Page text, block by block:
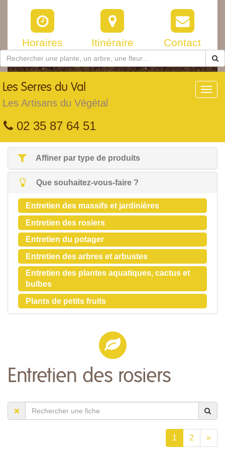
Horaires Itinéraire Contact
Les Serres du Val
Les Artisans du Végétal
02 35 87 64 51
Affiner par type de produits
Que souhaitez-vous-faire ?
Entretien des massifs et jardinières
Entretien des rosiers
Entretien du potager
Entretien des arbres et arbustes
Entretien des plantes aquatiques, cactus et
bulbes
Plants de petits fruits
Entretien des rosiers
1 2 »